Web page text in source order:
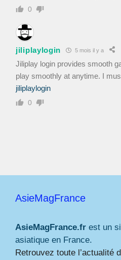
0
jiliplaylogin 5 mois il y a
Jiliplay login provides smooth
play smoothly at anytime. I
jiliplaylogin
0
AsieMagFrance
AsieMagFrance.fr est un
asiatique en France.
Retrouvez toute l’actualité